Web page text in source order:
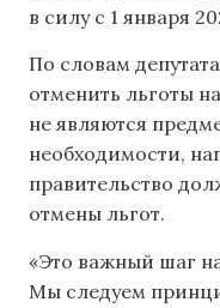
в силу с 1 января
По словам
отменить льготы
не являются
необходимости,
правительство
отмены льгот.
«Это важный шаг
Мы следуем